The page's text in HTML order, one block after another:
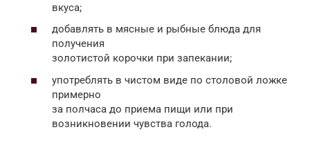
вкуса;
добавлять в мясные и рыбные блюда для
получения
золотистой корочки при запекании;
употреблять в чистом виде по столовой ложке
примерно
за полчаса до приема пищи или при
возникновении чувства голода.